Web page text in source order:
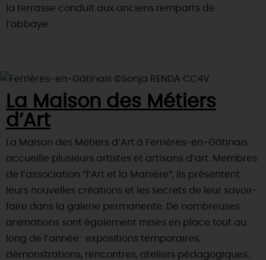
la terrasse conduit aux anciens remparts de
l’abbaye.
La Maison des Métiers
d’Art
La Maison des Métiers d’Art à Ferrières-en-Gâtinais
accueille plusieurs artistes et artisans d’art. Membres
de l’association “l’Art et la Manière”, ils présentent
leurs nouvelles créations et les secrets de leur savoir-
faire dans la galerie permanente. De nombreuses
animations sont également mises en place tout au
long de l’année : expositions temporaires,
démonstrations, rencontres, ateliers pédagogiques…